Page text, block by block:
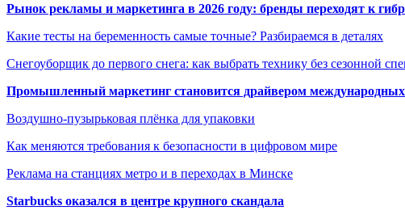
Рынок рекламы и маркетинга в 2026 году: бренды переходят к
Какие тесты на беременность самые точные? Разбираемся в деталях
Снегоуборщик до первого снега: как выбрать технику без сезонной
Промышленный маркетинг становится драйвером
Воздушно-пузырьковая плёнка для упаковки
Как меняются требования к безопасности в цифровом мире
Реклама на станциях метро и в переходах в Минске
Starbucks оказался в центре крупного скандала